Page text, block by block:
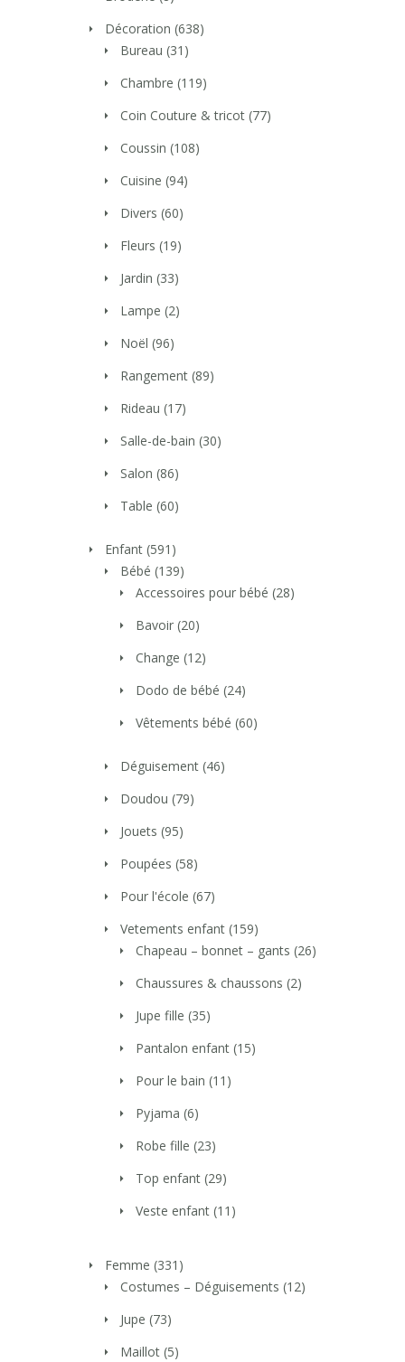
Décoration (638)
Bureau (31)
Chambre (119)
Coin Couture & tricot (77)
Coussin (108)
Cuisine (94)
Divers (60)
Fleurs (19)
Jardin (33)
Lampe (2)
Noël (96)
Rangement (89)
Rideau (17)
Salle-de-bain (30)
Salon (86)
Table (60)
Enfant (591)
Bébé (139)
Accessoires pour bébé (28)
Bavoir (20)
Change (12)
Dodo de bébé (24)
Vêtements bébé (60)
Déguisement (46)
Doudou (79)
Jouets (95)
Poupées (58)
Pour l'école (67)
Vetements enfant (159)
Chapeau – bonnet – gants (26)
Chaussures & chaussons (2)
Jupe fille (35)
Pantalon enfant (15)
Pour le bain (11)
Pyjama (6)
Robe fille (23)
Top enfant (29)
Veste enfant (11)
Femme (331)
Costumes – Déguisements (12)
Jupe (73)
Maillot (5)